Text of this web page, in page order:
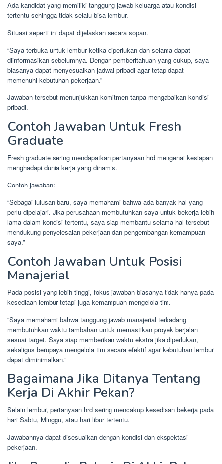
Ada kandidat yang memiliki tanggung jawab keluarga atau kondisi
tertentu sehingga tidak selalu bisa lembur.
Situasi seperti ini dapat dijelaskan secara sopan.
“Saya terbuka untuk lembur ketika diperlukan dan selama dapat
diinformasikan sebelumnya. Dengan pemberitahuan yang cukup, saya
biasanya dapat menyesuaikan jadwal pribadi agar tetap dapat
memenuhi kebutuhan pekerjaan.”
Jawaban tersebut menunjukkan komitmen tanpa mengabaikan kondisi
pribadi.
Contoh Jawaban Untuk Fresh
Graduate
Fresh graduate sering mendapatkan pertanyaan hrd mengenai kesiapan
menghadapi dunia kerja yang dinamis.
Contoh jawaban:
“Sebagai lulusan baru, saya memahami bahwa ada banyak hal yang
perlu dipelajari. Jika perusahaan membutuhkan saya untuk bekerja lebih
lama dalam kondisi tertentu, saya siap membantu selama hal tersebut
mendukung penyelesaian pekerjaan dan pengembangan kemampuan
saya.”
Contoh Jawaban Untuk Posisi
Manajerial
Pada posisi yang lebih tinggi, fokus jawaban biasanya tidak hanya pada
kesediaan lembur tetapi juga kemampuan mengelola tim.
“Saya memahami bahwa tanggung jawab manajerial terkadang
membutuhkan waktu tambahan untuk memastikan proyek berjalan
sesuai target. Saya siap memberikan waktu ekstra jika diperlukan,
sekaligus berupaya mengelola tim secara efektif agar kebutuhan lembur
dapat diminimalkan.”
Bagaimana Jika Ditanya Tentang
Kerja Di Akhir Pekan?
Selain lembur, pertanyaan hrd sering mencakup kesediaan bekerja pada
hari Sabtu, Minggu, atau hari libur tertentu.
Jawabannya dapat disesuaikan dengan kondisi dan ekspektasi
pekerjaan.